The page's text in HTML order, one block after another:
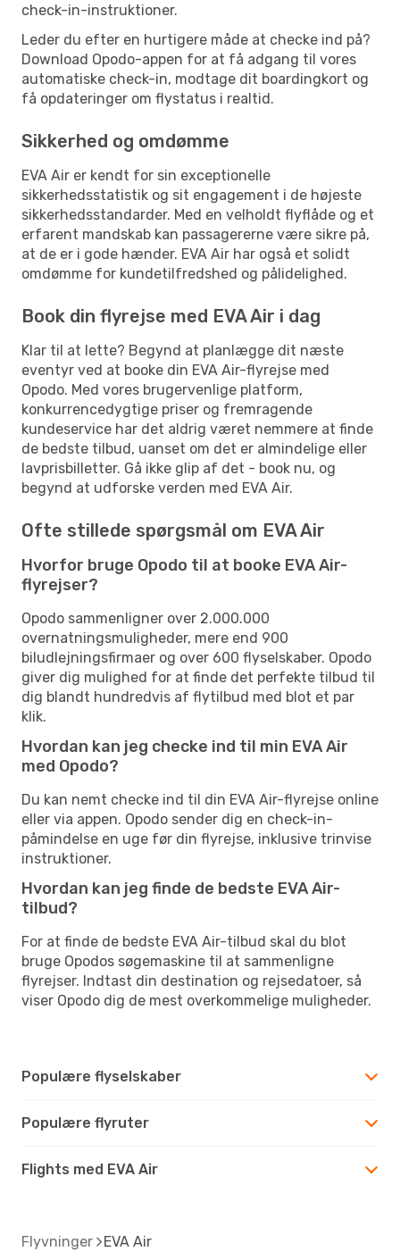
check-in-instruktioner.
Leder du efter en hurtigere måde at checke ind på?
Download Opodo-appen for at få adgang til vores
automatiske check-in, modtage dit boardingkort og
få opdateringer om flystatus i realtid.
Sikkerhed og omdømme
EVA Air er kendt for sin exceptionelle
sikkerhedsstatistik og sit engagement i de højeste
sikkerhedsstandarder. Med en velholdt flyflåde og et
erfarent mandskab kan passagererne være sikre på,
at de er i gode hænder. EVA Air har også et solidt
omdømme for kundetilfredshed og pålidelighed.
Book din flyrejse med EVA Air i dag
Klar til at lette? Begynd at planlægge dit næste
eventyr ved at booke din EVA Air-flyrejse med
Opodo. Med vores brugervenlige platform,
konkurrencedygtige priser og fremragende
kundeservice har det aldrig været nemmere at finde
de bedste tilbud, uanset om det er almindelige eller
lavprisbilletter. Gå ikke glip af det - book nu, og
begynd at udforske verden med EVA Air.
Ofte stillede spørgsmål om EVA Air
Hvorfor bruge Opodo til at booke EVA Air-
flyrejser?
Opodo sammenligner over 2.000.000
overnatningsmuligheder, mere end 900
biludlejningsfirmaer og over 600 flyselskaber. Opodo
giver dig mulighed for at finde det perfekte tilbud til
dig blandt hundredvis af flytilbud med blot et par
klik.
Hvordan kan jeg checke ind til min EVA Air
med Opodo?
Du kan nemt checke ind til din EVA Air-flyrejse online
eller via appen. Opodo sender dig en check-in-
påmindelse en uge før din flyrejse, inklusive trinvise
instruktioner.
Hvordan kan jeg finde de bedste EVA Air-
tilbud?
For at finde de bedste EVA Air-tilbud skal du blot
bruge Opodos søgemaskine til at sammenligne
flyrejser. Indtast din destination og rejsedatoer, så
viser Opodo dig de mest overkommelige muligheder.
Populære flyselskaber
Populære flyruter
Flights med EVA Air
Flyvninger EVA Air